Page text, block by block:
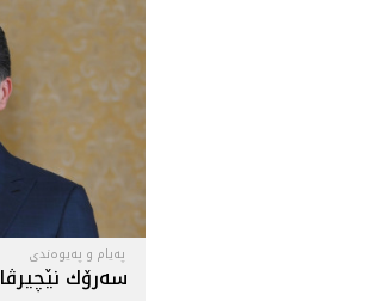
پەیام و پەیوەندی
سەرۆك